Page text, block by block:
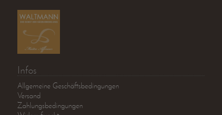
Infos
Allgemeine Geschäftsbedingungen
Versand
Zahlungsbedingungen